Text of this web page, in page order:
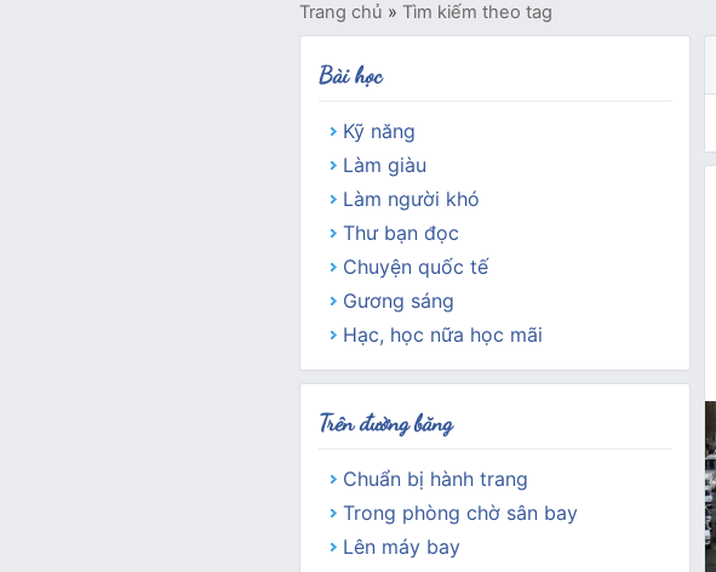
Trang chủ » Tìm kiếm theo tag
Bài học
Kỹ năng
Làm giàu
Làm người khó
Thư bạn đọc
Chuyện quốc tế
Gương sáng
Hạc, học nữa học mãi
Trên đường băng
Chuẩn bị hành trang
Trong phòng chờ sân bay
Lên máy bay